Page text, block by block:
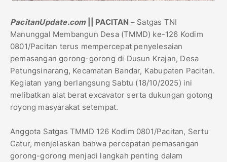
PacitanUpdate.com|| PACITAN – Satgas TNI
Manunggal Membangun Desa (TMMD) ke-126 Kodim
0801/Pacitan terus mempercepat penyelesaian
pemasangan gorong-gorong di Dusun Krajan, Desa
Petungsinarang, Kecamatan Bandar, Kabupaten Pacitan.
Kegiatan yang berlangsung Sabtu (18/10/2025) ini
melibatkan alat berat excavator serta dukungan gotong
royong masyarakat setempat.
Anggota Satgas TMMD 126 Kodim 0801/Pacitan, Sertu
Catur, menjelaskan bahwa percepatan pemasangan
gorong-gorong menjadi langkah penting dalam